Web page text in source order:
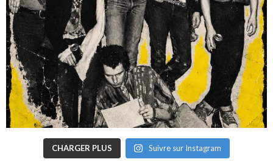
CHARGER PLUS Suivre sur Instagram